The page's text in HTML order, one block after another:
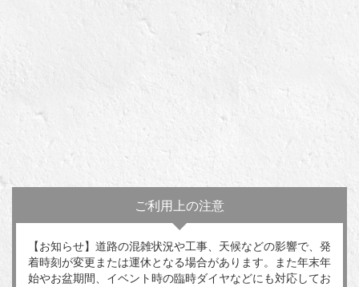
ご利用上の注意
【お知らせ】道路の混雑状況や工事、天候などの影響で、発
着時刻が変更または運休となる場合があります。また年末年
始やお盆期間、イベント時の臨時ダイヤなどにも対応してお